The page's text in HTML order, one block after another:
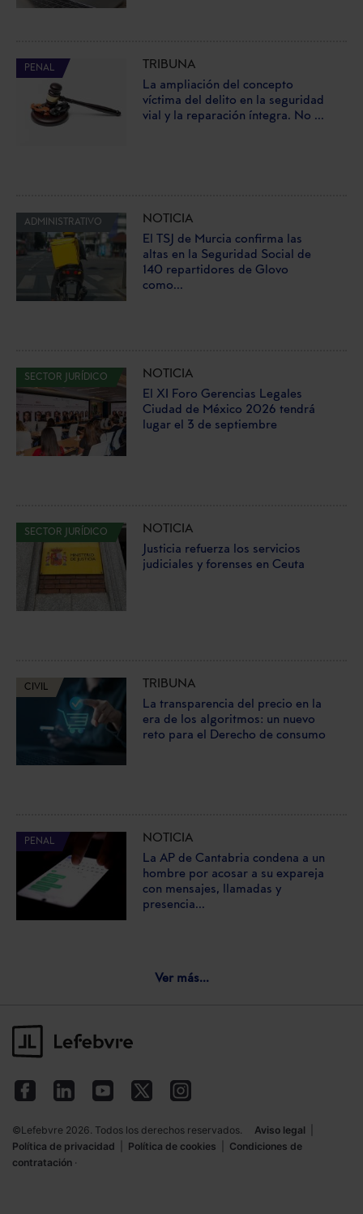
PENAL
TRIBUNA
La ampliación del concepto
víctima del delito en la seguridad
vial y la reparación íntegra. No ...
ADMINISTRATIVO
NOTICIA
El TSJ de Murcia confirma las
altas en la Seguridad Social de
140 repartidores de Glovo
como...
SECTOR JURÍDICO
NOTICIA
El XI Foro Gerencias Legales
Ciudad de México 2026 tendrá
lugar el 3 de septiembre
SECTOR JURÍDICO
NOTICIA
Justicia refuerza los servicios
judiciales y forenses en Ceuta
CIVIL
TRIBUNA
La transparencia del precio en la
era de los algoritmos: un nuevo
reto para el Derecho de consumo
PENAL
NOTICIA
La AP de Cantabria condena a un
hombre por acosar a su expareja
con mensajes, llamadas y
presencia...
Ver más...
©Lefebvre 2026. Todos los derechos reservados. Aviso legal
Política de privacidad
Política de cookies
Condiciones de
contratación ·